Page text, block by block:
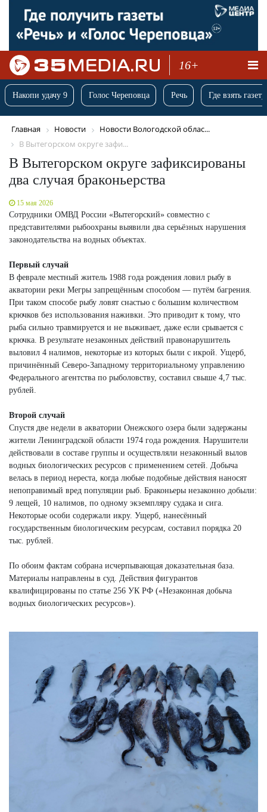
16+
Накопи удачу 9 Голос Череповца Речь Где взять
Главная Новости
Новости Вологодской облас...
В Вытегорском округе зафи...
В Вытегорском округе зафиксированы
два случая браконьерства
15 мая 2026
Сотрудники ОМВД России «Вытегорский» совместно с
представителями рыбоохраны выявили два серьёзных нарушения
законодательства на водных объектах.
Первый случай
В феврале местный житель 1988 года рождения ловил рыбу в
акватории реки Мегры запрещённым способом — путём багрения.
При таком способе рыбу ловят снастью с большим количеством
крючков без использования наживки. Это приводит к тому, что
рыба сильно травмируется и не выживает, даже если срывается с
крючка. В результате незаконных действий правонарушитель
выловил 4 налимов, некоторые из которых были с икрой. Ущерб,
причинённый Северо-Западному территориальному управлению
Федерального агентства по рыболовству, составил свыше 4,7 тыс.
рублей.
Второй случай
Спустя две недели в акватории Онежского озера были задержаны
жители Ленинградской области 1974 года рождения. Нарушители
действовали в составе группы и осуществляли незаконный вылов
водных биологических ресурсов с применением сетей. Добыча
велась в период нереста, когда любые подобные действия наносят
непоправимый вред популяции рыб. Браконьеры незаконно добыли:
9 лещей, 10 налимов, по одному экземпляру судака и сига.
Некоторые особи содержали икру. Ущерб, нанесённый
государственным биологическим ресурсам, составил порядка 20
тыс. рублей.
По обоим фактам собрана исчерпывающая доказательная база.
Материалы направлены в суд. Действия фигурантов
квалифицированы по статье 256 УК РФ («Незаконная добыча
водных биологических ресурсов»).